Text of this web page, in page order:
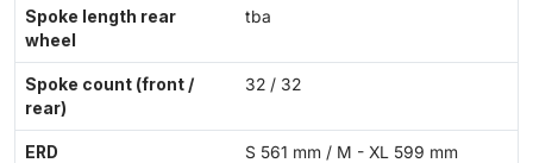
Spoke length rear
wheel
tba
Spoke count (front /
rear)
32 / 32
ERD S 561 mm / M - XL 599 mm